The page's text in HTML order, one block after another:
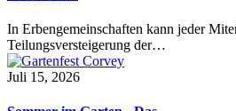
In Erbengemeinschaften kann jeder
Teilungsversteigerung der…
Juli 15, 2026